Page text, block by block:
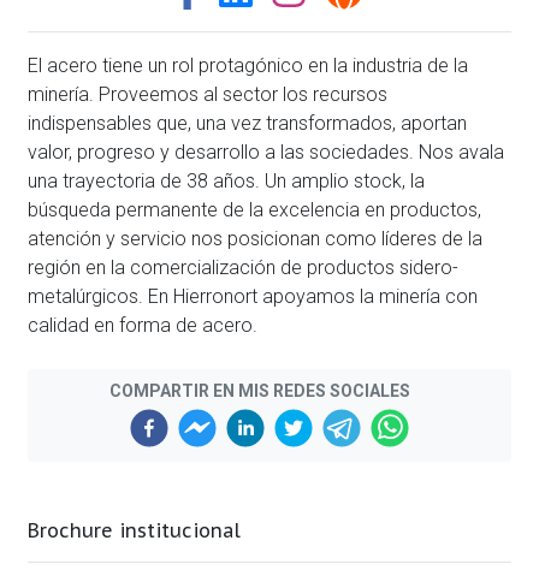
El acero tiene un rol protagónico en la industria de la
minería. Proveemos al sector los recursos
indispensables que, una vez transformados, aportan
valor, progreso y desarrollo a las sociedades. Nos avala
una trayectoria de 38 años. Un amplio stock, la
búsqueda permanente de la excelencia en productos,
atención y servicio nos posicionan como líderes de la
región en la comercialización de productos sidero-
metalúrgicos. En Hierronort apoyamos la minería con
calidad en forma de acero.
COMPARTIR EN MIS REDES SOCIALES
Brochure institucional